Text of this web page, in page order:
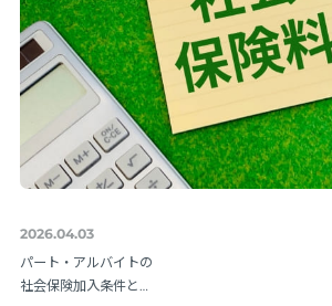
2026.04.03
パート・アルバイトの
社会保険加入条件と